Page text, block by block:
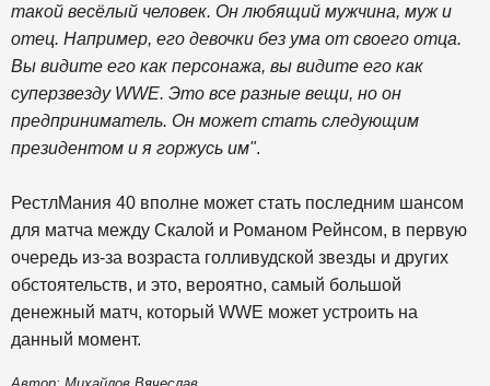
такой весёлый человек. Он любящий мужчина, муж и
отец. Например, его девочки без ума от своего отца.
Вы видите его как персонажа, вы видите его как
суперзвезду WWE. Это все разные вещи, но он
предприниматель. Он может стать следующим
президентом и я горжусь им".
РестлМания 40 вполне может стать последним шансом
для матча между Скалой и Романом Рейнсом, в первую
очередь из-за возраста голливудской звезды и других
обстоятельств, и это, вероятно, самый большой
денежный матч, который WWE может устроить на
данный момент.